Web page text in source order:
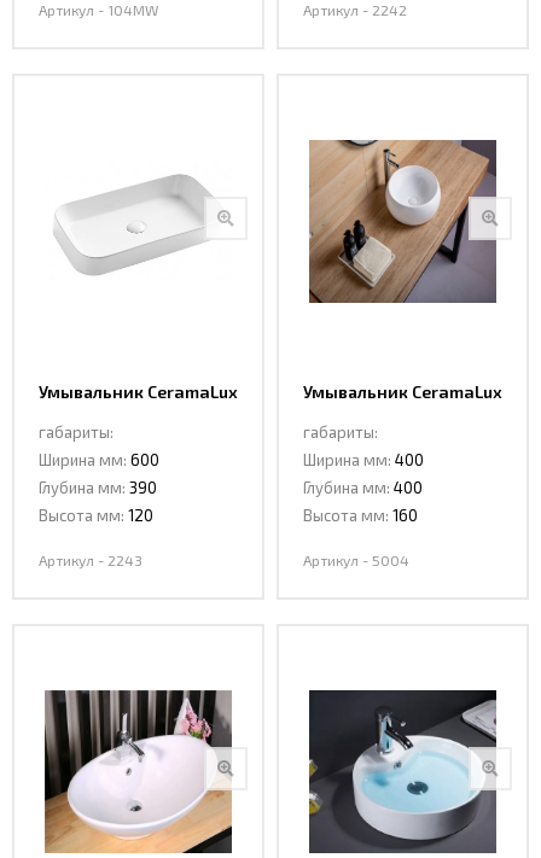
Артикул - 104MW Артикул - 2242
Умывальник CeramaLux
габариты:
Ширина мм: 600
Глубина мм: 390
Высота мм: 120
Артикул - 2243
Умывальник CeramaLux
габариты:
Ширина мм: 400
Глубина мм: 400
Высота мм: 160
Артикул - 5004